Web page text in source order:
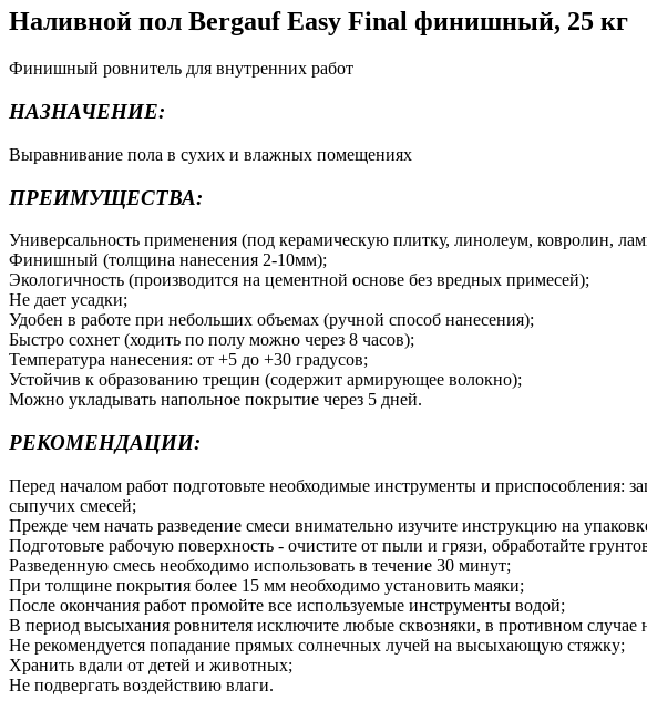
Наливной пол Bergauf Easy Final финишный, 25 кг
Финишный ровнитель для внутренних работ
НАЗНАЧЕНИЕ:
Выравнивание пола в сухих и влажных помещениях
ПРЕИМУЩЕСТВА:
Универсальность применения (под керамическую плитку, линолеум, ковролин,
Финишный (толщина нанесения 2-10мм);
Экологичность (производится на цементной основе без вредных примесей);
Не дает усадки;
Удобен в работе при небольших объемах (ручной способ нанесения);
Быстро сохнет (ходить по полу можно через 8 часов);
Температура нанесения: от +5 до +30 градусов;
Устойчив к образованию трещин (содержит армирующее волокно);
Можно укладывать напольное покрытие через 5 дней.
РЕКОМЕНДАЦИИ:
Перед началом работ подготовьте необходимые инструменты и приспособления:
сыпучих смесей;
Прежде чем начать разведение смеси внимательно изучите инструкцию на
Подготовьте рабочую поверхность - очистите от пыли и грязи, обработайте
Разведенную смесь необходимо использовать в течение 30 минут;
При толщине покрытия более 15 мм необходимо установить маяки;
После окончания работ промойте все используемые инструменты водой;
В период высыхания ровнителя исключите любые сквозняки, в противном случае
Не рекомендуется попадание прямых солнечных лучей на высыхающую стяжку;
Хранить вдали от детей и животных;
Не подвергать воздействию влаги.